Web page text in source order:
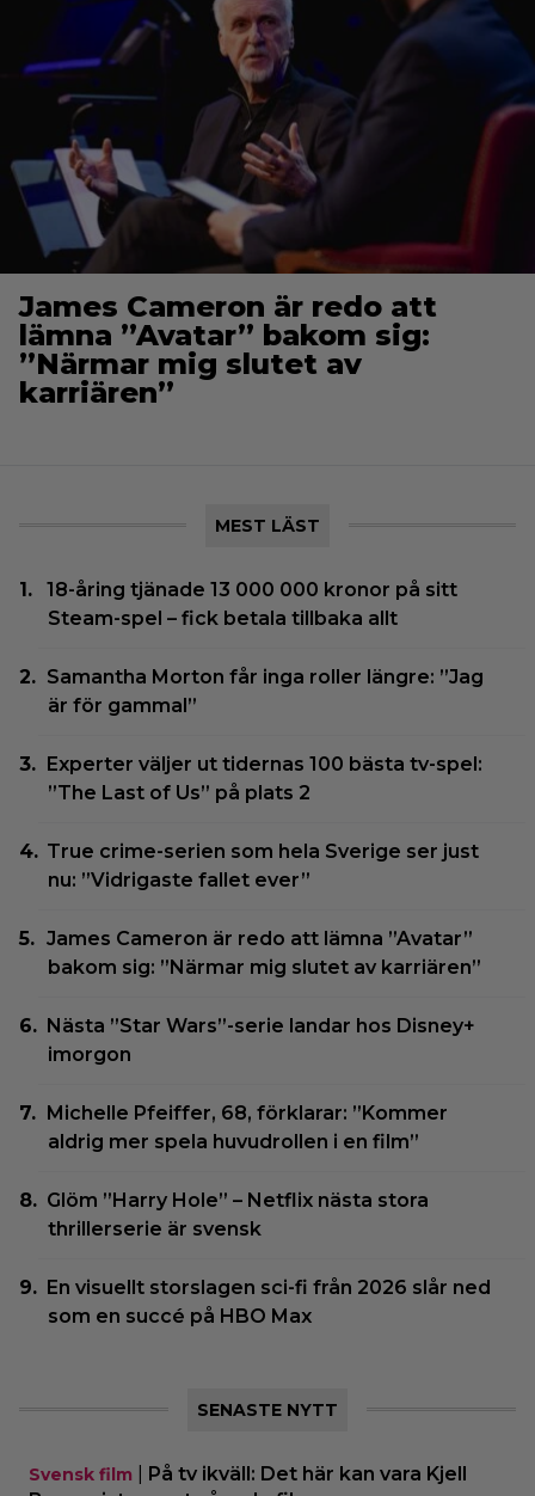
James Cameron är redo att
lämna ”Avatar” bakom sig:
”Närmar mig slutet av
karriären”
MEST LÄST
18-åring tjänade 13 000 000 kronor på sitt
Steam-spel – fick betala tillbaka allt
Samantha Morton får inga roller längre: ”Jag
är för gammal”
Experter väljer ut tidernas 100 bästa tv-spel:
”The Last of Us” på plats 2
True crime-serien som hela Sverige ser just
nu: ”Vidrigaste fallet ever”
James Cameron är redo att lämna ”Avatar”
bakom sig: ”Närmar mig slutet av karriären”
Nästa ”Star Wars”-serie landar hos Disney+
imorgon
Michelle Pfeiffer, 68, förklarar: ”Kommer
aldrig mer spela huvudrollen i en film”
Glöm ”Harry Hole” – Netflix nästa stora
thrillerserie är svensk
En visuellt storslagen sci-fi från 2026 slår ned
som en succé på HBO Max
SENASTE NYTT
Svensk film
På tv ikväll: Det här kan vara Kjell